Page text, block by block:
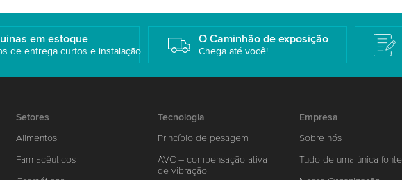
em estoque
de entrega curtos e instalação
O Caminhão de exposição
Chega até você!
Setores
Alimentos
Farmacêuticos
Tecnologia
Princípio de pesagem
AVC – compensação ativa
de vibração
Empresa
Sobre nós
Tudo de uma única fonte